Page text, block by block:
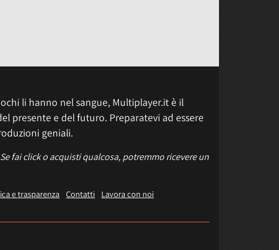
li hanno nel sangue, Multiplayer.it è il
e del futuro. Preparatevi ad essere
geniali.
fai click o acquisti qualcosa, potremmo ricevere un
e trasparenza Contatti
Lavora con noi